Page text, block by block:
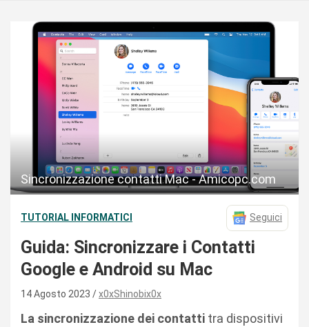
Sincronizzazione contatti Mac - Amicopc.com
TUTORIAL INFORMATICI Seguici
Guida: Sincronizzare i Contatti
Google e Android su Mac
14 Agosto 2023 x0xShinobix0x
La sincronizzazione dei contatti tra dispositivi